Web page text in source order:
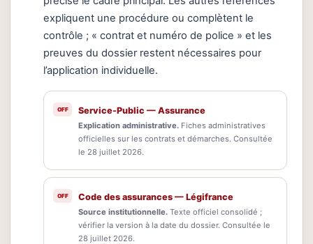
expliquent une procédure ou complètent le
contrôle ; « contrat et numéro de police » et les
preuves du dossier restent nécessaires pour
l’application individuelle.
Service-Public — Assurance
Explication administrative. Fiches administratives
officielles sur les contrats et démarches. Consultée
le 28 juillet 2026.
Code des assurances — Légifrance
Source institutionnelle. Texte officiel consolidé ;
vérifier la version à la date du dossier. Consultée le
28 juillet 2026.